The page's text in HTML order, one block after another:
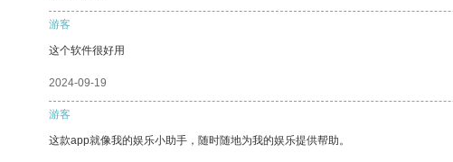
游客
这个软件很好用
2024-09-19
游客
这款app就像我的娱乐小助手，随时随地为我的娱乐提供帮助。